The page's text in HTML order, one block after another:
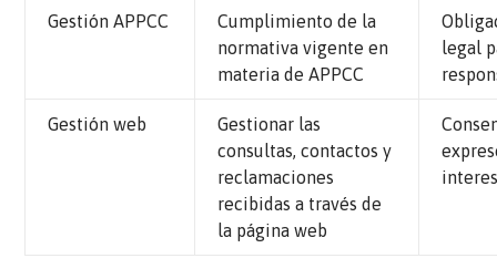
Gestión APPCC
Cumplimiento de la
normativa vigente en
materia de APPCC
legal
Gestión web
Gestionar las
consultas, contactos y
reclamaciones
recibidas a través de
la página web